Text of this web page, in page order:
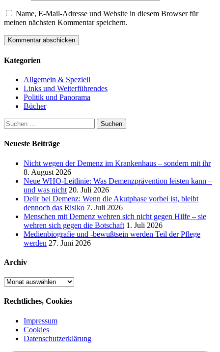
Name, E-Mail-Adresse und Website in diesem Browser für
meinen nächsten Kommentar speichern.
Kategorien
Allgemein & Speziell
Links und Weiterführendes
Politik und Panorama
Bücher
Suchen
nach:
Neueste Beiträge
Nicht wegen der Demenz im Krankenhaus – sondern mit ihr
8. August 2026
Neue WHO-Leitlinie: Was Demenzprävention leisten kann –
und was nicht 20. Juli 2026
Delir bei Demenz: Wenn die Akutphase vorbei ist, bleibt
dennoch das Risiko 7. Juli 2026
Menschen mit Demenz wehren sich nicht gegen Hilfe – sie
wehren sich gegen die Botschaft 1. Juli 2026
Medienbiografie und -bewußtsein werden Teil der Pflege
werden 27. Juni 2026
Archiv
Archiv
Rechtliches, Cookies
Impressum
Cookies
Datenschutzerklärung